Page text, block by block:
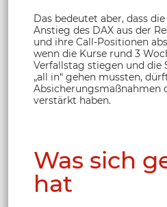
Das bedeutet aber, dass
Anstieg des DAX aus der
und ihre Call-Positionen
wenn die Kurse rund 3
Verfallstag stiegen und
„all in“ gehen mussten,
Absicherungsmaßnahmen
verstärkt haben.
Was sich
hat